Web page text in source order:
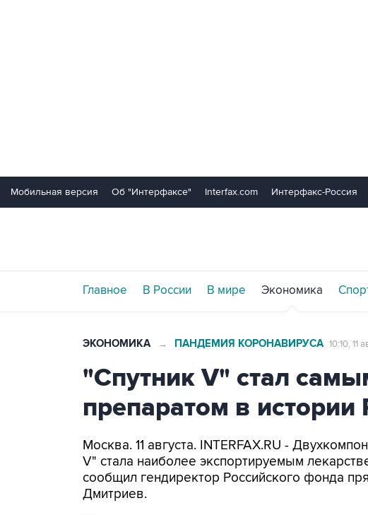
Мобильная версия Об "Интерфаксе" Interfax.com Интерфакс-Россия
Главное В России В мире Экономика
ЭКОНОМИКА → ПАНДЕМИЯ КОРОНАВИРУСА 10:10, 11
"Спутник V" стал
препаратом в истории
Москва. 11 августа. INTERFAX.RU -
V" стала наиболее экспортируемым
сообщил гендиректор Российского фонда
Дмитриев.